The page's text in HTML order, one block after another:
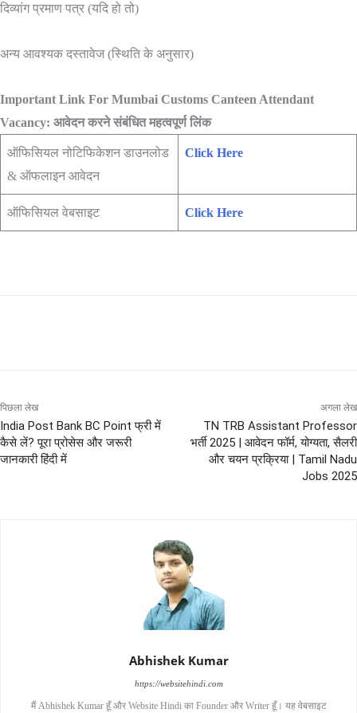
दिव्यांग प्रमाण पत्र (यदि हो तो)
अन्य आवश्यक दस्तावेज (स्थिति के अनुसार)
Important Link For Mumbai Customs Canteen Attendant
Vacancy: आवेदन करने संबंधित महत्वपूर्ण लिंक
ऑफिसियल नोटिफिकेशन डाउनलोड
& ऑफलाइन आवेदन
Click Here
ऑफिसियल वेबसाइट Click Here
पिछला लेख
India Post Bank BC Point फ्री में
कैसे लें? पूरा प्रोसेस और जरूरी
जानकारी हिंदी में
अगला लेख
TN TRB Assistant Professor
भर्ती 2025 | आवेदन फॉर्म, योग्यता, सैलरी
और चयन प्रक्रिया | Tamil Nadu
Jobs 2025
Abhishek Kumar
https://websitehindi.com
मैं Abhishek Kumar हूँ और Website Hindi का Founder और Writer हूँ। यह वेबसाइट